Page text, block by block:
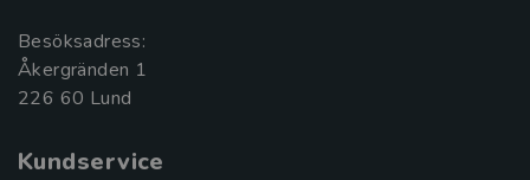
Besöksadress:
Åkergränden 1
Kundservice